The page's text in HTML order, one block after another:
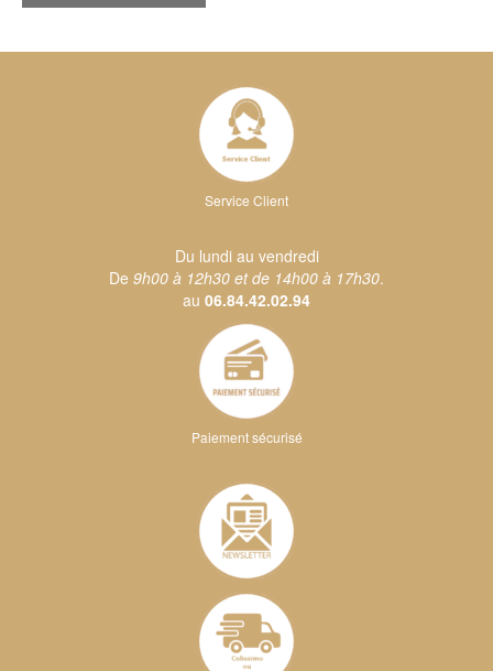
Service Client
Du lundi au vendredi
De 9h00 à 12h30 et de 14h00 à 17h30.
au 06.84.42.02.94
Paiement sécurisé